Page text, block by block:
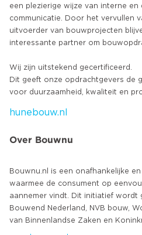
een plezierige wijze van interne en
communicatie. Door het vervullen
uitvoerder van bouwprojecten
interessante partner om
Wij zijn uitstekend gecertificeerd.
Dit geeft onze opdrachtgevers de
hunebouw.nl
Over Bouwnu
Bouwnu.nl is een onafhankelijke
waarmee de consument op
aannemer vindt. Dit initiatief wordt
Bouwend Nederland, NVB bouw,